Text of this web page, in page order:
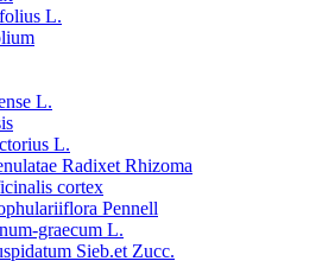
L.
L.
L.
Radixet Rhizoma
cortex
Pennell
graecum L.
Sieb.et Zucc.